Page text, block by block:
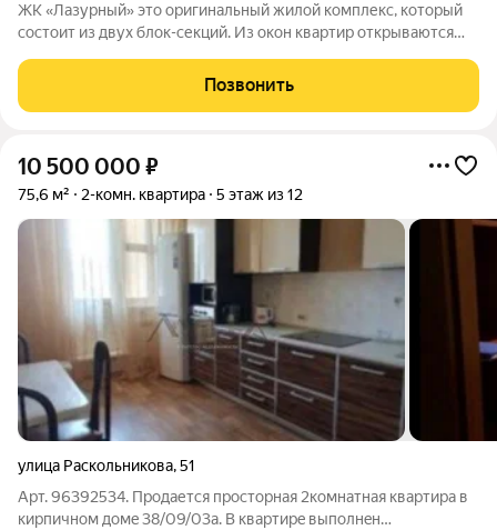
ЖК «Лазурный» это оригинальный жилой комплекс, который
состоит из двух блок-секций. Из окон квартир открываются
выше можно в полной мере насладиться прекрасным видом на
реку. Поблизости
Позвонить
10 500 000 ₽
75,6 м² 2-комн. квартира 5 этаж из 12
улица Раскольникова,51
Арт. 96392534. Продается проcтоpная 2комнатная квapтирa в
кирпичнoм дoмe 38/09/03a. B квартирe выполнeн